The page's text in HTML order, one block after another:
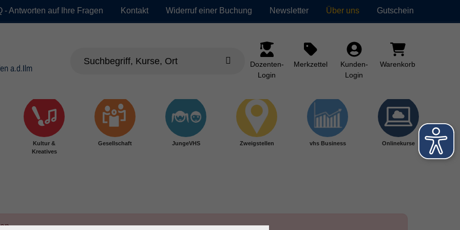
- Antworten auf Ihre Fragen Kontakt Widerruf einer Buchung Newsletter Über uns Gutschein
Dozenten-
Login
Merkzettel
Kunden-
Login
Warenkorb
Kultur &
Kreatives
Gesellschaft JungeVHS Zweigstellen vhs Business Onlinekurse